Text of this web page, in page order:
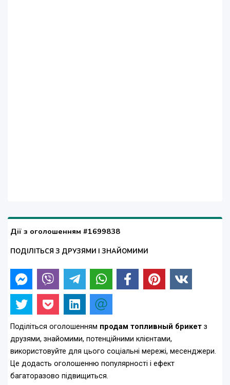
Дії з оголошенням #1699838
ПОДІЛІТЬСЯ З ДРУЗЯМИ І ЗНАЙОМИМИ
Поділіться оголошенням продам топливный брикет з
друзями, знайомими, потенційними клієнтами,
використовуйте для цього соціальні мережі, месенджери.
Це додасть оголошенню популярності і ефект
багаторазово підвищиться.